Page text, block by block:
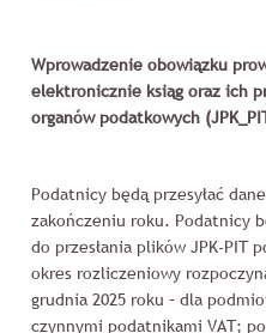
Wprowadzenie obowiązku
elektronicznie ksiąg oraz ich
organów podatkowych
Podatnicy będą przesyłać
zakończeniu roku. Podatnicy
do przesłania plików JPK-PIT
okres rozliczeniowy
grudnia 2025 roku – dla
czynnymi podatnikami VAT;